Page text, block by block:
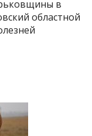
в
областной